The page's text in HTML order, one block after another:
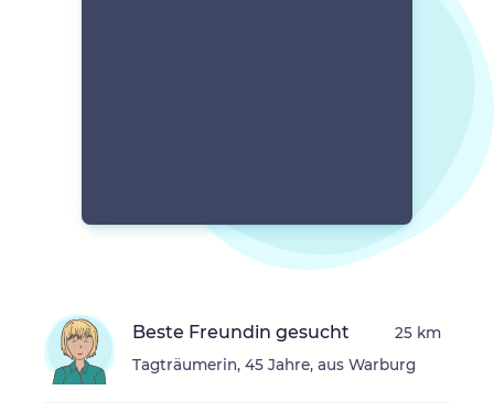
Beste Freundin gesucht
Tagträumerin, 45 Jahre, aus Warburg
25 km